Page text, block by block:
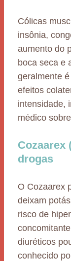
Cólicas
insônia,
aumento do
boca seca e
geralmente
efeitos
intensidade,
médico
Cozaarex
drogas
O Cozaarex
deixam
risco de
diuréticos
conhecido